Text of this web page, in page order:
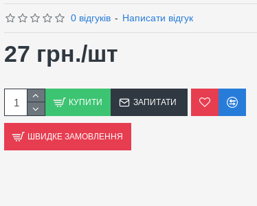
0 відгуків - Написати відгук
27 грн./шт
КУПИТИ ЗАПИТАТИ
ШВИДКЕ ЗАМОВЛЕННЯ